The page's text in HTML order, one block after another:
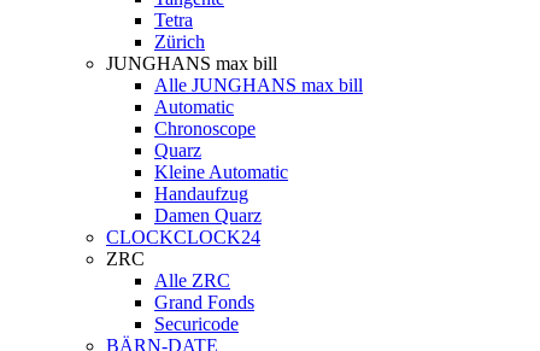
Tetra
Zürich
JUNGHANS max bill
Alle JUNGHANS max bill
Automatic
Chronoscope
Quarz
Kleine Automatic
Handaufzug
Damen Quarz
CLOCKCLOCK24
ZRC
Alle ZRC
Grand Fonds
Securicode
BÄRN-DATE